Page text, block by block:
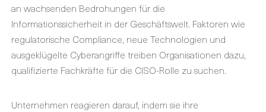
an wachsenden Bedrohungen für die
Informationssicherheit in der Geschäftswelt. Faktoren wie
regulatorische Compliance, neue Technologien und
ausgeklügelte Cyberangriffe treiben Organisationen dazu,
qualifizierte Fachkräfte für die CISO-Rolle zu suchen.
Unternehmen reagieren darauf, indem sie ihre